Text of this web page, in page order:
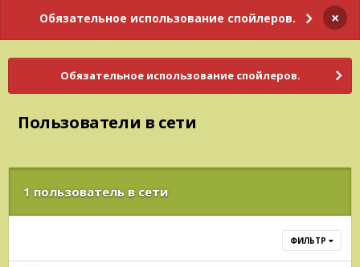
Обязательное использование спойлеров. ×
Обязательное использование спойлеров.
Пользователи в сети
1 пользователь в сети
ФИЛЬТР